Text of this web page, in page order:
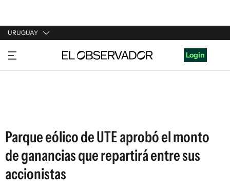
URUGUAY
URUGUAY
ARGENTINA
Login
Parque eólico de UTE aprobó el monto
de ganancias que repartirá entre sus
accionistas